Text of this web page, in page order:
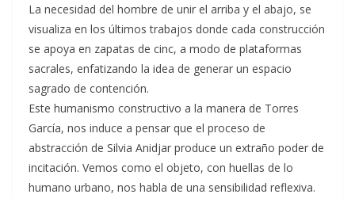
La necesidad del hombre de unir el arriba y el abajo, se
visualiza en los últimos trabajos donde cada construcción
se apoya en zapatas de cinc, a modo de plataformas
sacrales, enfatizando la idea de generar un espacio
sagrado de contención.
Este humanismo constructivo a la manera de Torres
García, nos induce a pensar que el proceso de
abstracción de Silvia Anidjar produce un extraño poder de
incitación. Vemos como el objeto, con huellas de lo
humano urbano, nos habla de una sensibilidad reflexiva.